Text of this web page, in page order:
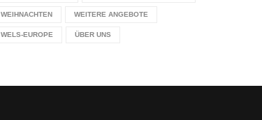
WEIHNACHTEN WEITERE ANGEBOTE
WELS-EUROPE ÜBER UNS